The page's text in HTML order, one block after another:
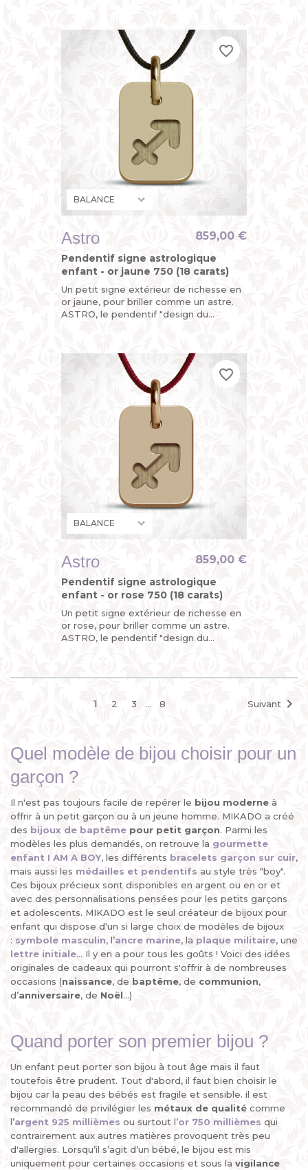
Astro
Pendentif signe astrologique
enfant - or jaune 750 (18 carats)
Un petit signe extérieur de richesse en
or jaune, pour briller comme un astre.
ASTRO, le pendentif "design du
859,00 €
favorite_border
favorite_border
favorite_border
Astro
Pendentif signe astrologique
enfant - or rose 750 (18 carats)
Un petit signe extérieur de richesse en
or rose, pour briller comme un astre.
ASTRO, le pendentif "design du
859,00 €
favorite_border
favorite_border
favorite_border
1 2 3 … 8 Suivant 
Quel modèle de bijou choisir pour un
garçon ?
Il n'est pas toujours facile de repérer le bijou moderne à
offrir à un petit garçon ou à un jeune homme. MIKADO a créé
des bijoux de baptême pour petit garçon. Parmi les
modèles les plus demandés, on retrouve la gourmette
enfant I AM A BOY, les différents bracelets garçon sur cuir,
mais aussi les médailles et pendentifs au style très "boy".
Ces bijoux précieux sont disponibles en argent ou en or et
avec des personnalisations pensées pour les petits garçons
et adolescents. MIKADO est le seul créateur de bijoux pour
enfant qui dispose d'un si large choix de modèles de bijoux
: symbole masculin, l’ancre marine, la plaque militaire, une
lettre initiale... Il y en a pour tous les goûts ! Voici des idées
originales de cadeaux qui pourront s'offrir à de nombreuses
occasions (naissance, de baptême, de communion,
d’anniversaire, de Noël...)
Quand porter son premier bijou ?
Un enfant peut porter son bijou à tout âge mais il faut
toutefois être prudent. Tout d'abord, il faut bien choisir le
bijou car la peau des bébés est fragile et sensible. il est
recommandé de privilégier les métaux de qualité comme
l’argent 925 millièmes ou surtout l’or 750 millièmes qui
contrairement aux autres matières provoquent très peu
d'allergies. Lorsqu’il s’agit d’un bébé, le bijou est mis
uniquement pour certaines occasions et sous la vigilance